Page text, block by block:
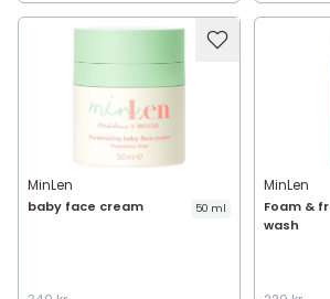
MinLen
baby face cream 50 ml
MinLen
Foam &
wash